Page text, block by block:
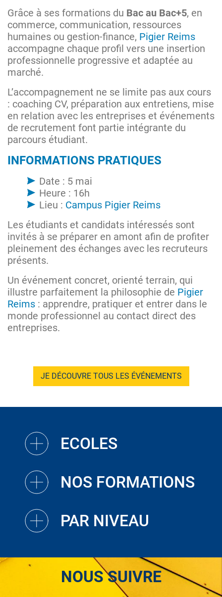
Grâce à ses formations du Bac au Bac+5, en
commerce, communication, ressources
humaines ou gestion-finance, Pigier Reims
accompagne chaque profil vers une insertion
professionnelle progressive et adaptée au
marché.
L’accompagnement ne se limite pas aux cours
: coaching CV, préparation aux entretiens, mise
en relation avec les entreprises et événements
de recrutement font partie intégrante du
parcours étudiant.
INFORMATIONS PRATIQUES
Date : 5 mai
Heure : 16h
Lieu : Campus Pigier Reims
Les étudiants et candidats intéressés sont
invités à se préparer en amont afin de profiter
pleinement des échanges avec les recruteurs
présents.
Un événement concret, orienté terrain, qui
illustre parfaitement la philosophie de Pigier
Reims : apprendre, pratiquer et entrer dans le
monde professionnel au contact direct des
entreprises.
JE DÉCOUVRE TOUS LES ÉVÉNEMENTS
ECOLES
NOS FORMATIONS
PAR NIVEAU
NOUS SUIVRE